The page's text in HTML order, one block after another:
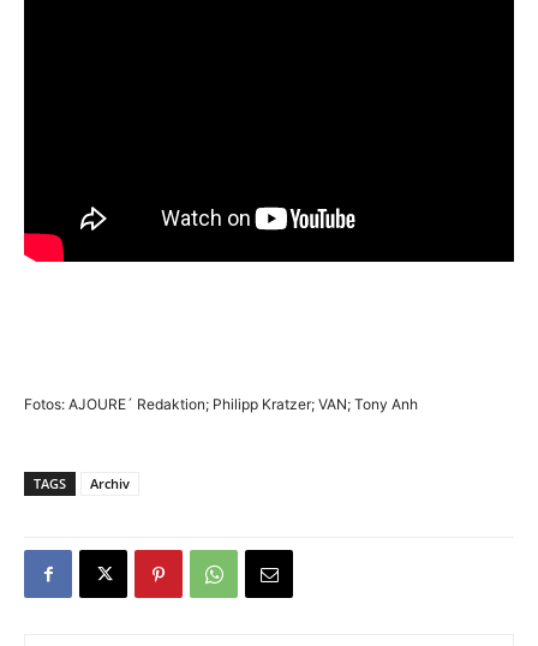
Fotos: AJOURE´ Redaktion; Philipp Kratzer; VAN; Tony Anh
TAGS Archiv